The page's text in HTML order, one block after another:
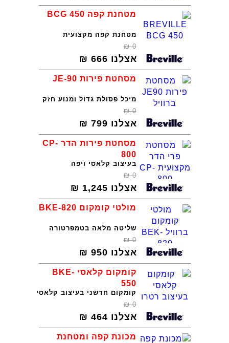
מטחנת קפה BCG 450
מטחנת קפה מקצועית
0
₪
אצלנו 666
₪
מסחטת פירות JE-90
מיכל פסולת גדול ומנוע חזק
0
₪
אצלנו 799
₪
מסחטת פירות הדר CP-
800
בעיצוב קלאסי ויפה
0
₪
אצלנו 1,245
₪
מולטי קומקום BKE-820
שליטה מלאה בטמפרטורה
0
₪
אצלנו 950
₪
קומקום קלאסי BKE-
550
קומקום חדשני בעיצוב קלאסי
0
₪
אצלנו 464
₪
מכונת קפה ומטחנת